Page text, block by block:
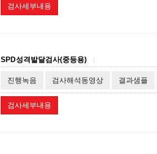
검사세부내용
SPD성격발달검사(중등용)
진행녹음 검사해석동영상 결과샘플
검사세부내용